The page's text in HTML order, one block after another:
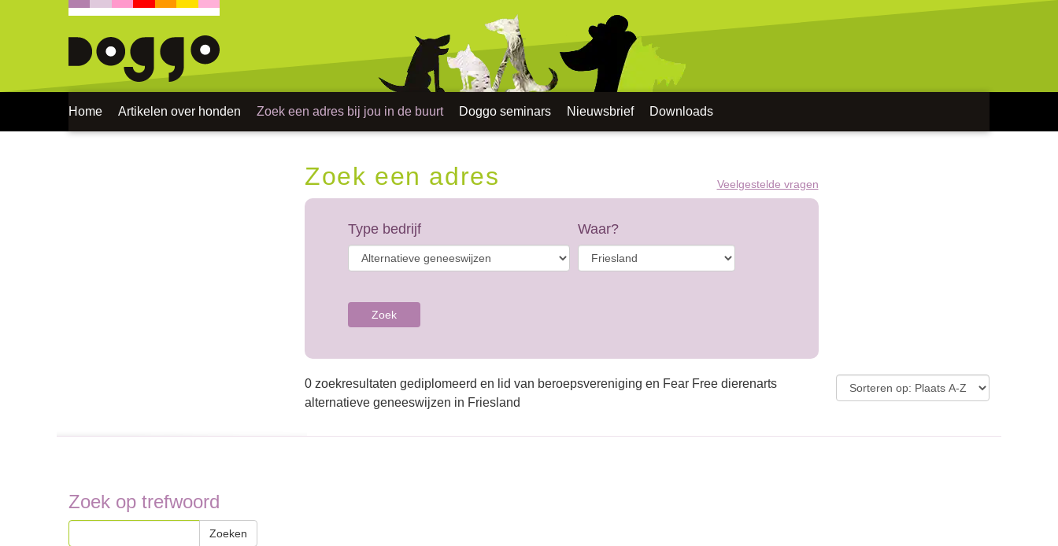
Home Artikelen over honden Zoek een adres bij jou in de buurt Doggo seminars Nieuwsbrief Downloads
Zoek een adres Veelgestelde vragen
Type bedrijf Waar?
Zoek
0 zoekresultaten gediplomeerd en lid van beroepsvereniging en Fear Free dierenarts
alternatieve geneeswijzen in Friesland
Zoek op trefwoord
Zoeken